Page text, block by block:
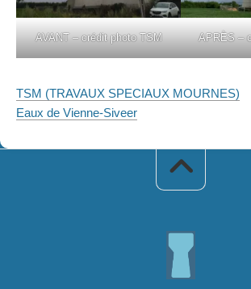
AVANT – crédit photo TSM APRÈS –
TSM (TRAVAUX SPECIAUX MOURNES)
Eaux de Vienne-Siveer